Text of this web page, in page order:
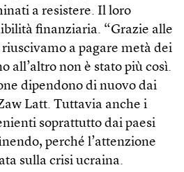
a resistere. Il loro
finanziaria. “Grazie alle
a pagare metà dei
all’altro non è stato più così.
dipendono di nuovo dai
Latt. Tuttavia anche i
soprattutto dai paesi
perché l’attenzione
sulla crisi ucraina.